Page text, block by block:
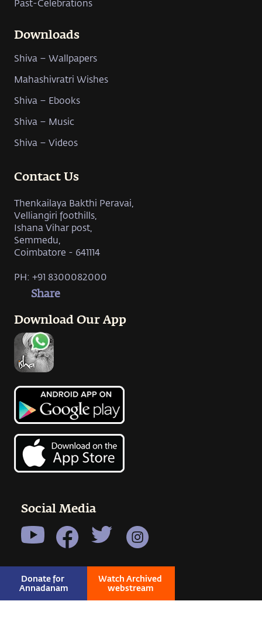
Share
Donate for
Annadanam
Watch Archived
webstream
Downloads
Shiva – Wallpapers
Mahashivratri Wishes
Shiva – Ebooks
Shiva – Music
Shiva – Videos
Contact Us
Thenkailaya Bakthi Peravai,
Velliangiri foothills,
Ishana Vihar post,
Semmedu,
Coimbatore - 641114
PH: +91 8300082000
Download Our App
Social Media